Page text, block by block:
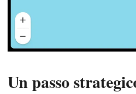
Un passo